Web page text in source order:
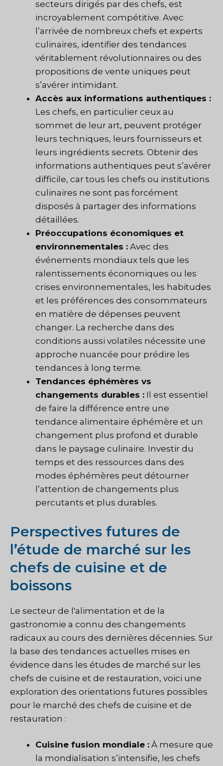
secteurs dirigés par des chefs, est
incroyablement compétitive. Avec
l’arrivée de nombreux chefs et experts
culinaires, identifier des tendances
véritablement révolutionnaires ou des
propositions de vente uniques peut
s’avérer intimidant.
Accès aux informations authentiques :
Les chefs, en particulier ceux au
sommet de leur art, peuvent protéger
leurs techniques, leurs fournisseurs et
leurs ingrédients secrets. Obtenir des
informations authentiques peut s’avérer
difficile, car tous les chefs ou institutions
culinaires ne sont pas forcément
disposés à partager des informations
détaillées.
Préoccupations économiques et
environnementales : Avec des
événements mondiaux tels que les
ralentissements économiques ou les
crises environnementales, les habitudes
et les préférences des consommateurs
en matière de dépenses peuvent
changer. La recherche dans des
conditions aussi volatiles nécessite une
approche nuancée pour prédire les
tendances à long terme.
Tendances éphémères vs
changements durables : Il est essentiel
de faire la différence entre une
tendance alimentaire éphémère et un
changement plus profond et durable
dans le paysage culinaire. Investir du
temps et des ressources dans des
modes éphémères peut détourner
l’attention de changements plus
percutants et plus durables.
Perspectives futures de
l’étude de marché sur les
chefs de cuisine et de
boissons
Le secteur de l'alimentation et de la
gastronomie a connu des changements
radicaux au cours des dernières décennies. Sur
la base des tendances actuelles mises en
évidence dans les études de marché sur les
chefs de cuisine et de restauration, voici une
exploration des orientations futures possibles
pour le marché des chefs de cuisine et de
restauration :
Cuisine fusion mondiale : À mesure que
la mondialisation s’intensifie, les chefs